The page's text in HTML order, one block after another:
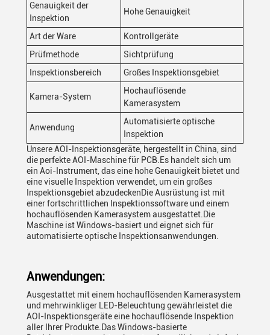
Genauigkeit der
Inspektion
Hohe Genauigkeit
Art der Ware
Kontrollgeräte
Prüfmethode
Sichtprüfung
Inspektionsbereich
Großes Inspektionsgebiet
Kamera-System
Hochauflösende
Kamerasystem
Anwendung
Automatisierte optische
Inspektion
Unsere AOI-Inspektionsgeräte, hergestellt in China, sind
die perfekte AOI-Maschine für PCB.Es handelt sich um
ein Aoi-Instrument, das eine hohe Genauigkeit bietet und
eine visuelle Inspektion verwendet, um ein großes
Inspektionsgebiet abzudeckenDie Ausrüstung ist mit
einer fortschrittlichen Inspektionssoftware und einem
hochauflösenden Kamerasystem ausgestattet.Die
Maschine ist Windows-basiert und eignet sich für
automatisierte optische Inspektionsanwendungen.
Anwendungen:
Ausgestattet mit einem hochauflösenden Kamerasystem
und mehrwinkliger LED-Beleuchtung gewährleistet die
AOI-Inspektionsgeräte eine hochauflösende Inspektion
aller Ihrer Produkte.Das Windows-basierte